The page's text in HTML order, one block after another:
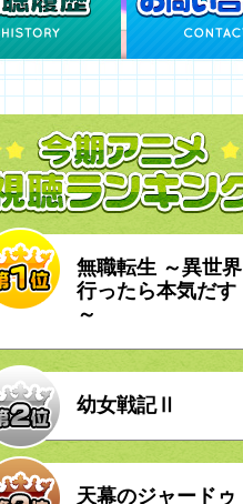
無職転生 ～異世界
行ったら本気だす
～
幼女戦記Ⅱ
天幕のジャードゥ